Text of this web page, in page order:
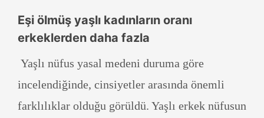
Eşi ölmüş yaşlı kadınların oranı
erkeklerden daha fazla
Yaşlı nüfus yasal medeni duruma göre
incelendiğinde, cinsiyetler arasında önemli
farklılıklar olduğu görüldü. Yaşlı erkek nüfusun